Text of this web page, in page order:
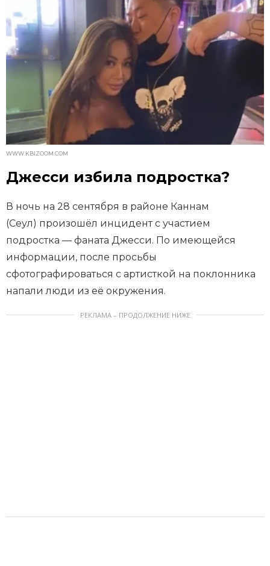
WWW.KBIZOOM.COM
Джесси избила подростка?
В ночь на 28 сентября в районе Каннам
(Сеул) произошёл инцидент с участием
подростка — фаната Джесси. По имеющейся
информации, после просьбы
сфотографироваться с артисткой на поклонника
напали люди из её окружения.
РЕКЛАМА – ПРОДОЛЖЕНИЕ НИЖЕ